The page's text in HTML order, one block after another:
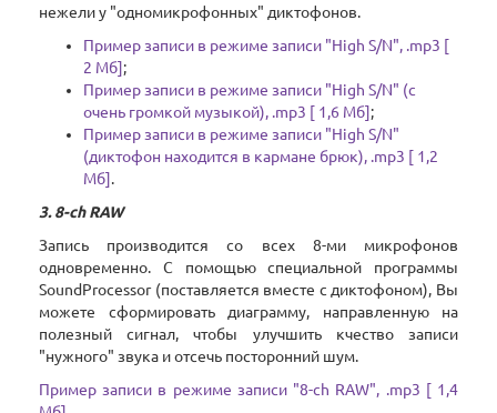
нежели у "одномикрофонных" диктофонов.
Пример записи в режиме записи "High S/N", .mp3 [
2 Мб] ;
Пример записи в режиме записи "High S/N" (с
очень громкой музыкой), .mp3 [ 1,6 Мб] ;
Пример записи в режиме записи "High S/N"
(диктофон находится в кармане брюк), .mp3 [ 1,2
Мб] .
3. 8-ch RAW
Запись производится со всех 8-ми микрофонов
одновременно. С помощью специальной программы
SoundProcessor (поставляется вместе с диктофоном), Вы
можете сформировать диаграмму, направленную на
полезный сигнал, чтобы улучшить кчество записи
"нужного" звука и отсечь посторонний шум.
Пример записи в режиме записи "8-ch RAW", .mp3 [ 1,4